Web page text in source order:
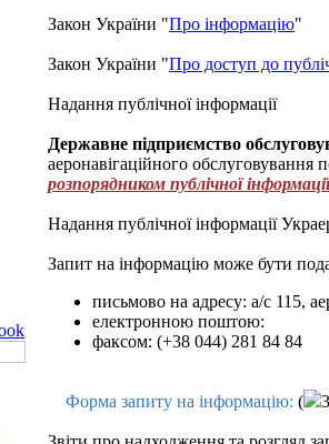
Закон України "Про інформацію"
Закон України "Про доступ до
Надання публічної інформації
Державне підприємство
аеронавігаційного обслуговування
розпорядником публічної
Надання публічної інформації
Запит на інформацію може бути
письмово на адресу: а/с 115,
електронною поштою:
факсом: (+38 044) 281 84 84
Форма запиту на інформацію: (